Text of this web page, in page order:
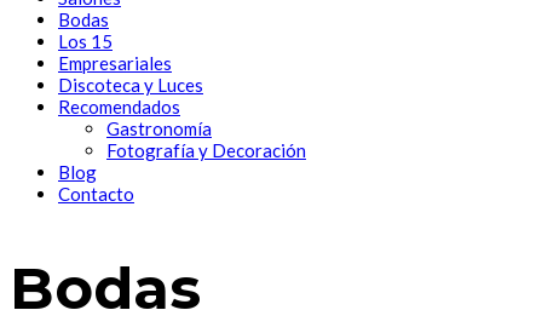
Bodas
Los 15
Empresariales
Discoteca y Luces
Recomendados
Gastronomía
Fotografía y Decoración
Blog
Contacto
Bodas